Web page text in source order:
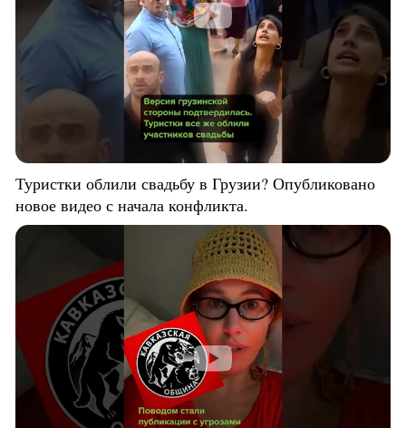
Туристки облили свадьбу в Грузии? Опубликовано
новое видео с начала конфликта.